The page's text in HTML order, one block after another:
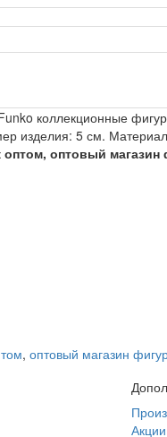
коллекционные
изделия: 5 см.
оптовый магазин
, оптовый магазин
Акции